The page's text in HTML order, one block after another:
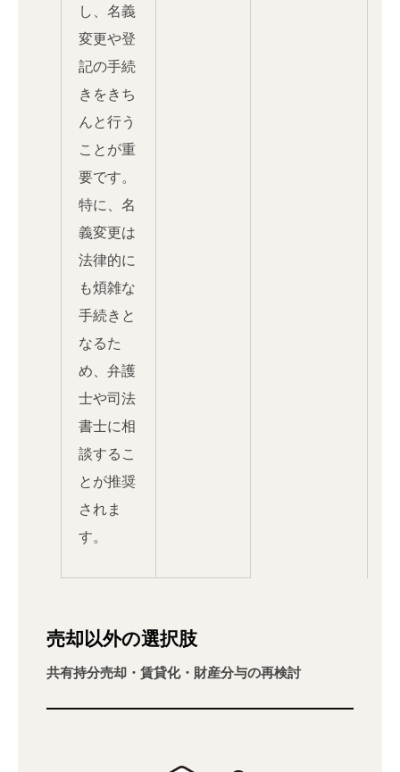
し、名義
変更や登
記の手続
きをきち
んと行う
ことが重
要です。
特に、名
義変更は
法律的に
も煩雑な
手続きと
なるた
め、弁護
士や司法
書士に相
談するこ
とが推奨
されま
す。
売却以外の選択肢
共有持分売却・賃貸化・財産分与の再検討